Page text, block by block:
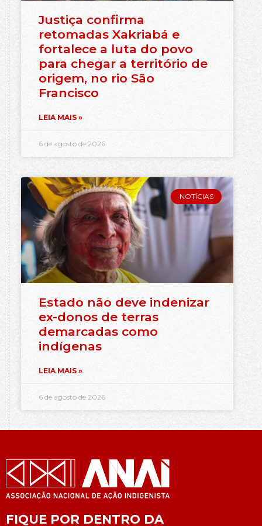
Justiça confirma
retomadas Xakriabá e
fortalece a luta do povo
para chegar a território de
origem, no rio São
Francisco
LEIA MAIS »
6 de agosto de 2026
NOTÍCIAS
Estado não deve indenizar
ex-donos de terras
demarcadas como
indígenas
LEIA MAIS »
6 de agosto de 2026
FIQUE POR DENTRO DA